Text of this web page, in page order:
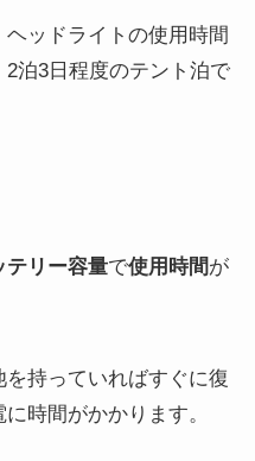
ッドライトの使用時間
泊3日程度のテント泊で
テリー容量で使用時間が
持っていればすぐに復
時間がかかります。